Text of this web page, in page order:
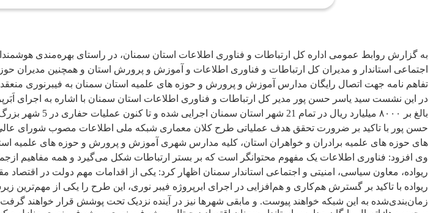
به گزارش روابط عمومی اداره کل ارتباطات و فناوری اطلاعات استان سمنان، در راستای بهره‌مندی
اجتماعی استاندار و مدیران کل ارتباطات و فناوری اطلاعات و آموزش و پرورش استان و همچنین مدیران
تفاهم نامه جهت اتصال رایگان مدارس آموزش و پرورش و حوزه های علمیه استان سمنان به فیبرنوری
در این نشست سید یاسر حسن پور مدیر کل ارتباطات و فناوری اطلاعات استان سمنان با اشاره به اجرای
بالغ بر ۸۰۰۰ میلیارد ریال در تمام 21 شهر استان سمنان اجرایی شده و تا کنون عملیات حفاری در 5 شهر بزرگ استان آغاز شده است.
حسن پور با تاکید بر ضرورت تحقق هدف عملیاتی طرح کلان معماری شبکه ملی اطلاعات مصوب شورای
های حوزه های علمیه برادران و خواهران استان، کلیه مدارس شهری آموزش و پرورش و حوزه های علمیه
وی افزود: فناوری اطلاعات یک مفهوم محتوانگر است که بر بستر ارتباطات شکل می‌گیرد و همه مفاهیم
ریواده، معاون سیاسی، امنیتی و اجتماعی استاندار سمنان اظهار کرد: یکی از اقدامات مهم دولت در
ریواده با تاکید بر گسترش هم‌کاری و هم‌افزایی در اجرای ابرپروژه فیبر نوری، این طرح را یکی از
زمان‌بندی‌شده به این شبکه خواهند پیوست. و مابقی شهرها نیز در آینده نزدیک تحت پوشش قرار خواهند